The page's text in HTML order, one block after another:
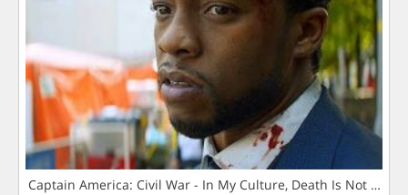
Captain America: Civil War - In My Culture, Death Is Not The